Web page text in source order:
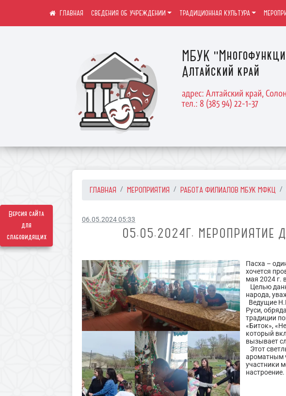
Версия сайта
для
слабовидящих
МБУК
Алтайский край
адрес: Алтайский край,
тел.: 8 (385 94) 22-1-37
СВЕДЕНИЯ ОБ УЧРЕЖДЕНИИ ТРАДИЦИОННАЯ КУЛЬТУРА
ГЛАВНАЯ МЕРОПРИЯТИЯ РАБОТА ФИЛИАЛОВ МБУК МФКЦ
06.05.2024 05:33
05.05.2024Г. МЕРОПРИЯТИЕ
Пасха –
хочется
мая 2024 г.
Целью
народа,
Ведущие
Руси,
традиции
«Биток»,
который
вызывает
Этот
ароматным
участники
настроение.